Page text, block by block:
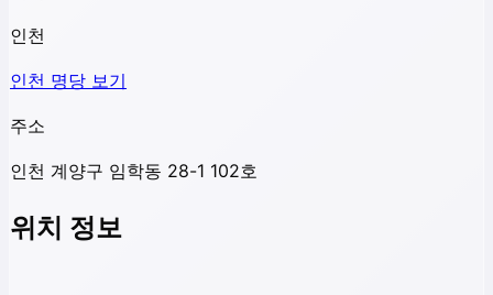
인천
인천 명당 보기
주소
인천 계양구 임학동 28-1 102호
위치 정보